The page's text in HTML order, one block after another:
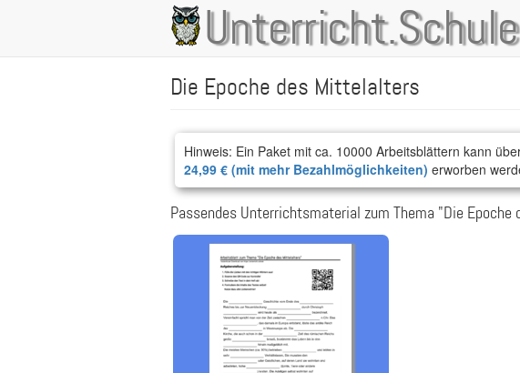
Unterricht.Schule
Main
navigation
Die Epoche des Mittelalters
Hinweis: Ein Paket mit ca. 10000 Arbeitsblättern kann
24,99 € (mit mehr Bezahlmöglichkeiten) erworben
Passendes Unterrichtsmaterial zum Thema "Die